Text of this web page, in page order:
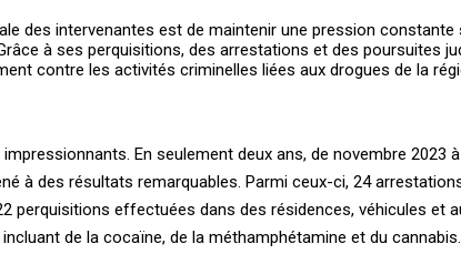
des intervenantes est de maintenir une pression constante
à ses perquisitions, des arrestations et des poursuites
contre les activités criminelles liées aux drogues de la
En seulement deux ans, de novembre 2023
à des résultats remarquables. Parmi ­ceux-ci, 24
perquisitions effectuées dans des résidences, véhicules et
de la cocaïne, de la méthamphétamine et du